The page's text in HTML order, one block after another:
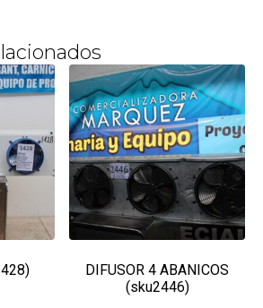
DIFUSOR 4 ABANICOS
(sku2446)